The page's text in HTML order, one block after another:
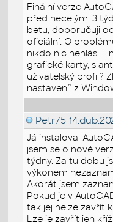
Finální verze
před necelými 3
betu, doporučuji
oficiální. O
nikdo nic nehlásil -
grafické karty, s
uživatelský profil?
nastavení" z
Petr75
Já instaloval
jsem se o nové
týdny. Za tu dobu
výkonem
Akorát jsem
Pokud je v
tak jej nelze zavřít
Lze je zavřít jen